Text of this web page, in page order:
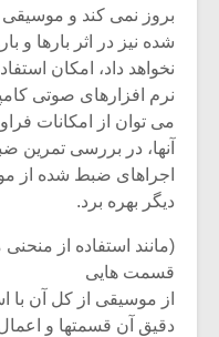
بروز نمی کند و
شده نیز در اثر بارها و
نخواهد داد، امکان
نرم افزارهای صوتی
می توان از امکانات
آنها، در بررسی تمرین
اجراهای ضبط شده از
دیگر بهره برد.
(مانند استفاده از
قسمت هایی
از موسیقی از کل آن با
دقیق آن قسمتها و